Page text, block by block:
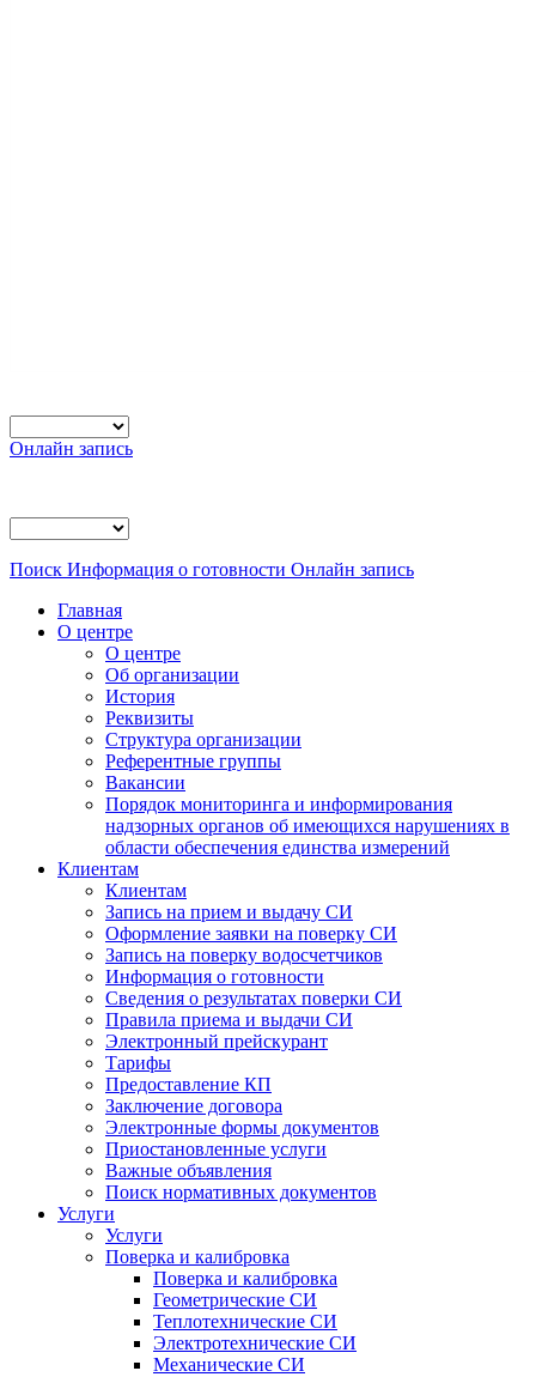
Онлайн запись
Поиск Информация о готовности Онлайн запись
Главная
О центре
О центре
Об организации
История
Реквизиты
Структура организации
Референтные группы
Вакансии
Порядок мониторинга и информирования
надзорных органов об имеющихся нарушениях в
области обеспечения единства измерений
Клиентам
Клиентам
Запись на прием и выдачу СИ
Оформление заявки на поверку СИ
Запись на поверку водосчетчиков
Информация о готовности
Сведения о результатах поверки СИ
Правила приема и выдачи СИ
Электронный прейскурант
Тарифы
Предоставление КП
Заключение договора
Электронные формы документов
Приостановленные услуги
Важные объявления
Поиск нормативных документов
Услуги
Услуги
Поверка и калибровка
Поверка и калибровка
Геометрические СИ
Теплотехнические СИ
Электротехнические СИ
Механические СИ